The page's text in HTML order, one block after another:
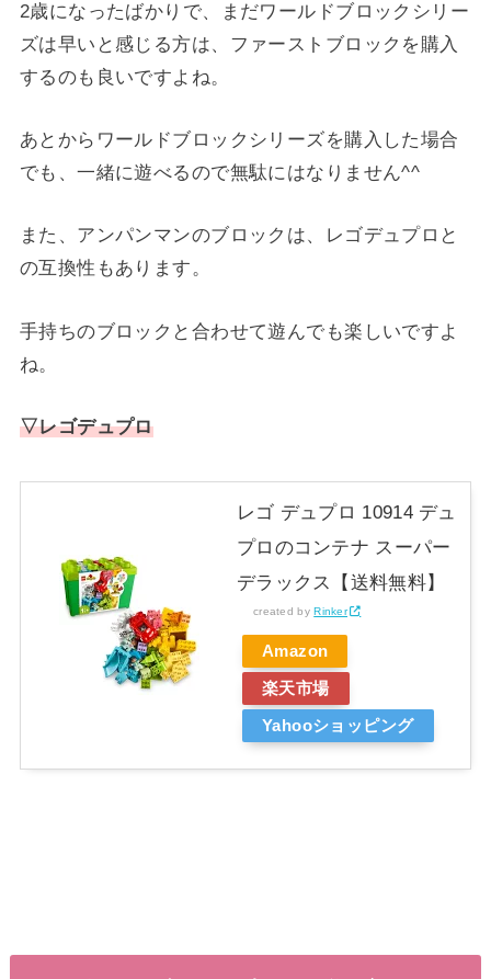
2歳になったばかりで、まだワールドブロックシリー
ズは早いと感じる方は、ファーストブロックを購入
するのも良いですよね。
あとからワールドブロックシリーズを購入した場合
でも、一緒に遊べるので無駄にはなりません^^
また、アンパンマンのブロックは、レゴデュプロと
の互換性もあります。
手持ちのブロックと合わせて遊んでも楽しいですよ
ね。
▽レゴデュプロ
レゴ デュプロ 10914 デュ
プロのコンテナ スーパー
デラックス【送料無料】
created byRinker
Amazon
楽天市場
Yahooショッピング